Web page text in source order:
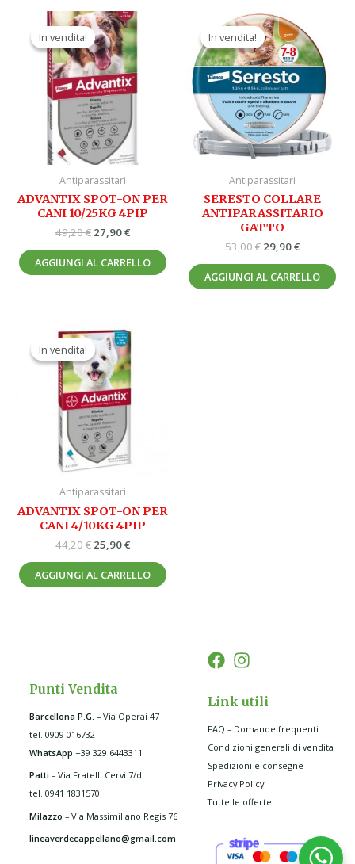
In vendita!
In vendita!
Antiparassitari
ADVANTIX SPOT-ON PER
CANI 10/25KG 4PIP
49,20€
Il
prezzo
originale
era:
49,20 €.
27,90€
Il
prezzo
attuale
è:
27,90 €.
AGGIUNGI AL CARRELLO
In vendita!
In vendita!
Antiparassitari
SERESTO COLLARE
ANTIPARASSITARIO
GATTO
53,00€
Il
prezzo
originale
era:
53,00 €.
29,90€
prezzo
attuale
è:
29,90 €.
AGGIUNGI AL CARRELLO
In vendita!
In vendita!
Antiparassitari
ADVANTIX SPOT-ON PER
CANI 4/10KG 4PIP
44,20€
Il
prezzo
originale
era:
44,20 €.
25,90€
Il
prezzo
attuale
è:
25,90 €.
AGGIUNGI AL CARRELLO
Punti Vendita
Barcellona P.G – Via Operai 47
tel. 0909 016732
WhatsApp +39 329 6443311
Patti – Via Fratelli Cervi 7/d
tel. 0941 1831570
Milazzo– Via Massimiliano Regis 76
lineaverdecappellano@gmail.com
Link utili
FAQ – Domande frequenti
Condizioni generali di vendita
Spedizioni e consegne
Privacy Policy
Tutte le offerte